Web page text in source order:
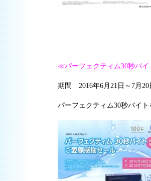
≪パーフェクティム30秒バ
期間 2016年6月21日～7月20
パーフェクティム30秒バイト